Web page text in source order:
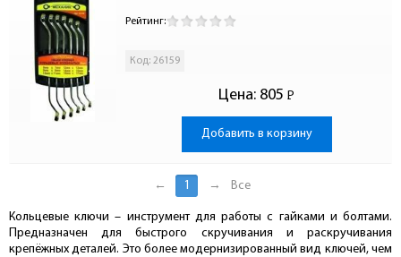
Рейтинг:
Код: 26159
Цена: 805 Р
-
Добавить в корзину
← 1 → Все
Кольцевые ключи – инструмент для работы с гайками и болтами.
Предназначен для быстрого скручивания и раскручивания
крепёжных деталей. Это более модернизированный вид ключей, чем